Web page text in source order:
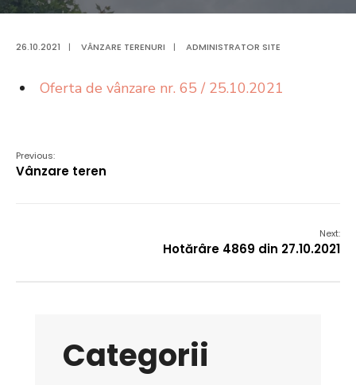
26.10.2021 | VÂNZARE TERENURI | ADMINISTRATOR SITE
Oferta de vânzare nr. 65 / 25.10.2021
Previous:
Vânzare teren
Next:
Hotărâre 4869 din 27.10.2021
Categorii